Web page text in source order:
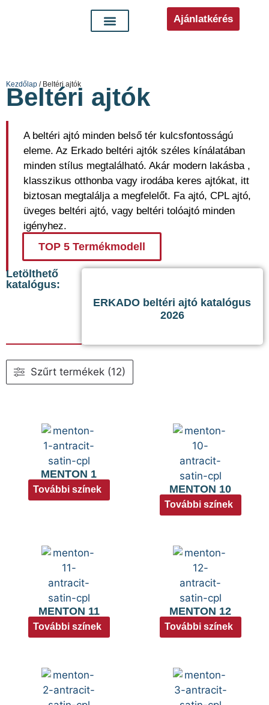
Ajánlatkérés
Kezdőlap / Beltéri ajtók
Beltéri ajtók
A beltéri ajtó minden belső tér kulcsfontosságú
eleme. Az Erkado beltéri ajtók széles kínálatában
minden stílus megtalálható. Akár modern lakásba ,
klasszikus otthonba vagy irodába keres ajtókat, itt
biztosan megtalálja a megfelelőt. Fa ajtó, CPL ajtó,
üveges beltéri ajtó, vagy beltéri tolóajtó minden
igényhez.
TOP 5 Termékmodell
Letölthető
katalógus:
ERKADO beltéri ajtó katalógus
2026
Szűrt termékek (12)
MENTON 1
További színek MENTON 10
További színek
MENTON 11
További színek
MENTON 12
További színek